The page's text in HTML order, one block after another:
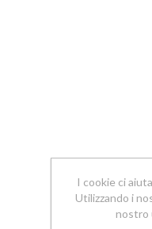
I cookie ci
Utilizzando i
nostro